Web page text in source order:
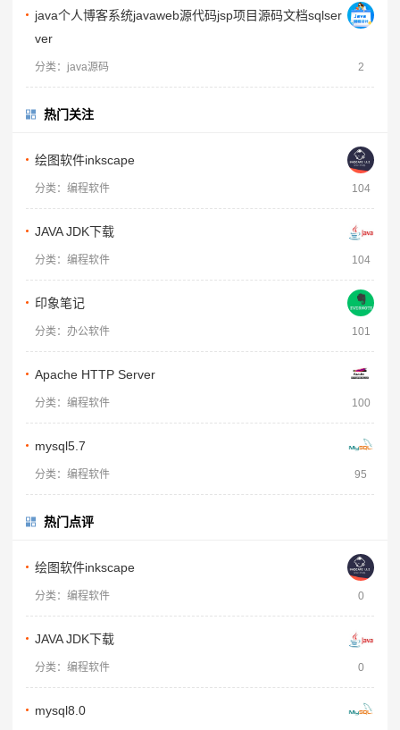
java个人博客系统javaweb源代码jsp项目源码文档sqlser
ver
分类：java源码 2
热门关注
绘图软件inkscape
分类：编程软件 104
JAVA JDK下载
分类：编程软件 104
印象笔记
分类：办公软件 101
Apache HTTP Server
分类：编程软件 100
mysql5.7
分类：编程软件 95
热门点评
绘图软件inkscape
分类：编程软件 0
JAVA JDK下载
分类：编程软件 0
mysql8.0